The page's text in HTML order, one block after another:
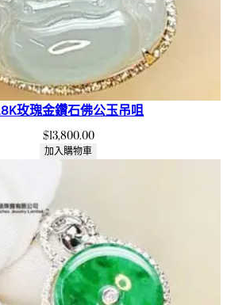
玫瑰金鑽石佛公玉吊咀
$13,800.00
加入購物車